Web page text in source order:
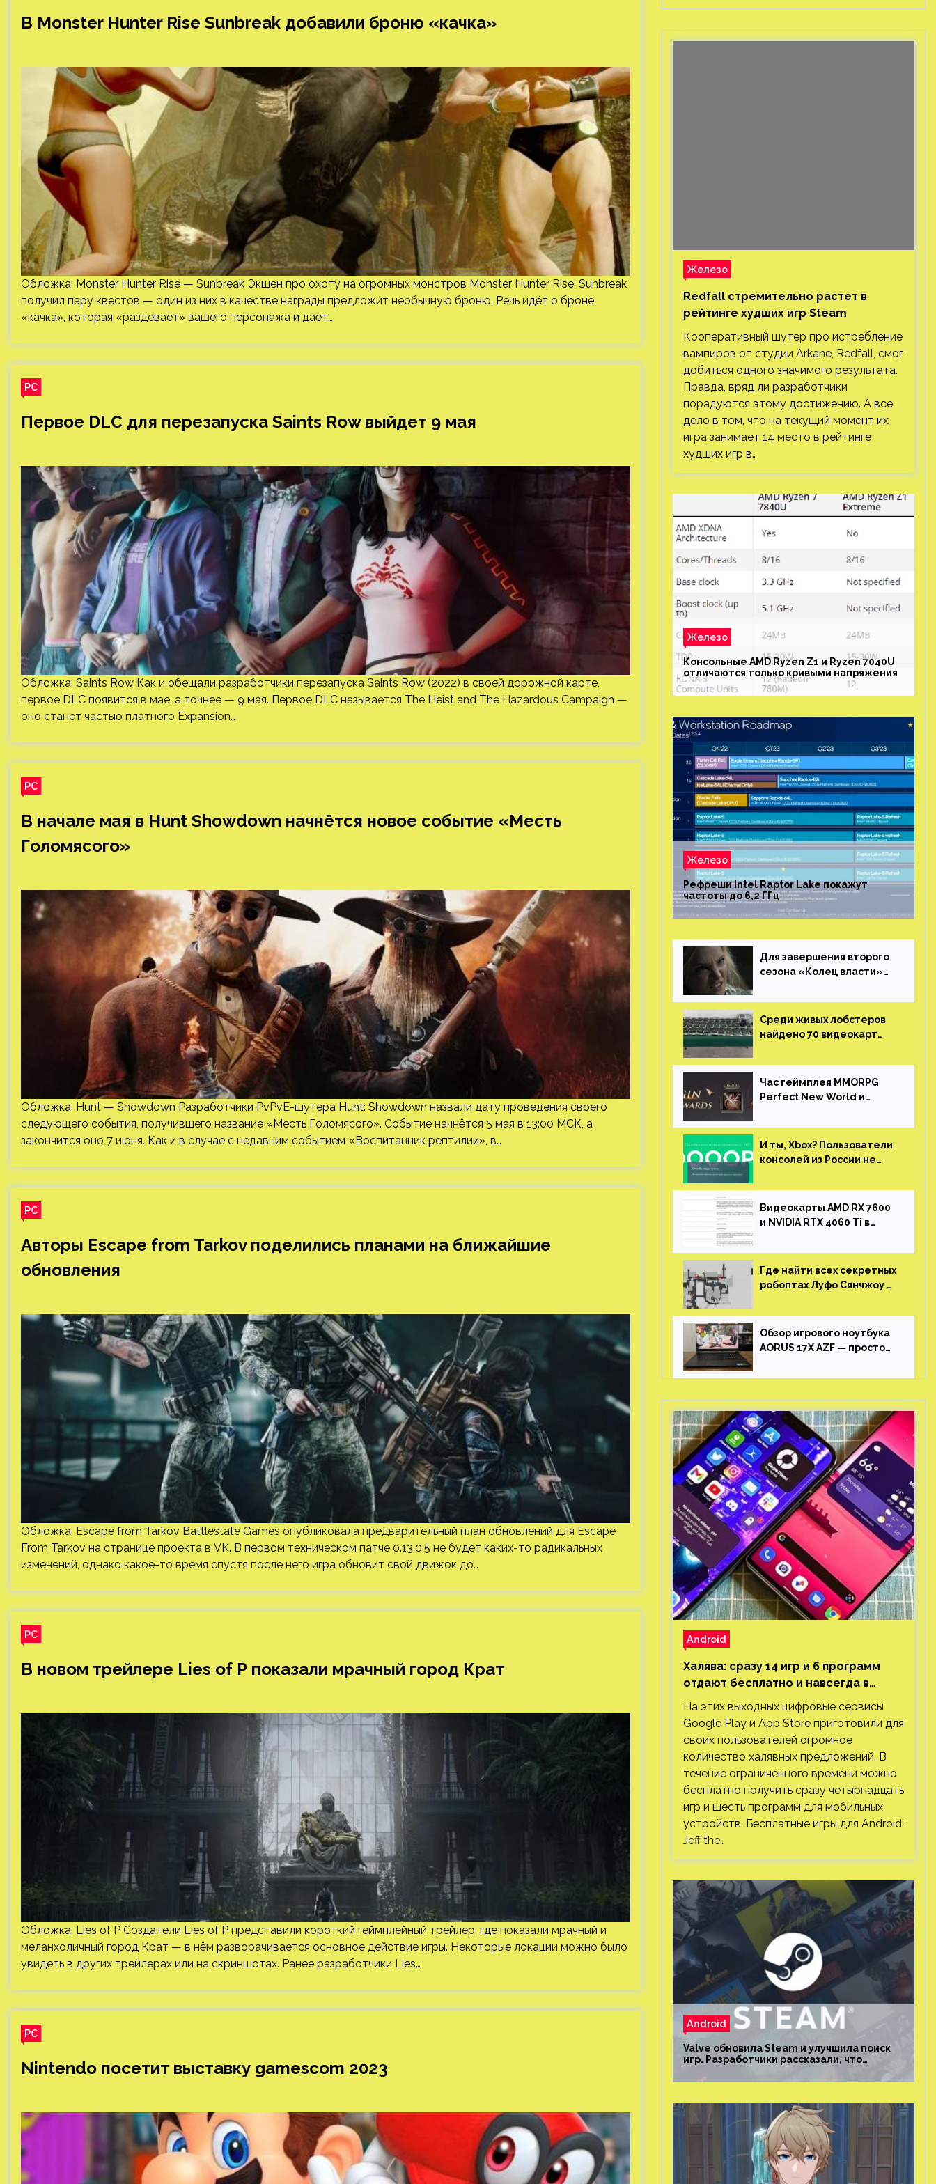
В Monster Hunter Rise Sunbreak добавили броню «качка»
Обложка: Monster Hunter Rise — Sunbreak Экшен про охоту на огромных монстров Monster Hunter Rise: Sunbreak
получил пару квестов — один из них в качестве награды предложит необычную броню. Речь идёт о броне
«качка», которая «раздевает» вашего персонажа и даёт…
PC
Первое DLC для перезапуска Saints Row выйдет 9 мая
Обложка: Saints Row Как и обещали разработчики перезапуска Saints Row (2022) в своей дорожной карте,
первое DLC появится в мае, а точнее — 9 мая. Первое DLC называется The Heist and The Hazardous Campaign —
оно станет частью платного Expansion…
PC
В начале мая в Hunt Showdown начнётся новое событие «Месть
Голомясого»
Обложка: Hunt — Showdown Разработчики PvPvE-шутера Hunt: Showdown назвали дату проведения своего
следующего события, получившего название «Месть Голомясого». Событие начнётся 5 мая в 13:00 МСК, а
закончится оно 7 июня. Как и в случае с недавним событием «Воспитанник рептилии», в…
PC
Авторы Escape from Tarkov поделились планами на ближайшие
обновления
Обложка: Escape from Tarkov Battlestate Games опубликовала предварительный план обновлений для Escape
From Tarkov на странице проекта в VK. В первом техническом патче 0.13.0.5 не будет каких-то радикальных
изменений, однако какое-то время спустя после него игра обновит свой движок до…
PC
В новом трейлере Lies of P показали мрачный город Крат
Обложка: Lies of P Создатели Lies of P представили короткий геймплейный трейлер, где показали мрачный и
меланхоличный город Крат — в нём разворачивается основное действие игры. Некоторые локации можно было
увидеть в других трейлерах или на скриншотах. Ранее разработчики Lies…
PC
Nintendo посетит выставку gamescom 2023
Железо
Redfall стремительно растет в
рейтинге худших игр Steam
Кооперативный шутер про истребление
вампиров от студии Arkane, Redfall, смог
добиться одного значимого результата.
Правда, вряд ли разработчики
порадуются этому достижению. А все
дело в том, что на текущий момент их
игра занимает 14 место в рейтинге
худших игр в…
Железо
Консольные AMD Ryzen Z1 и Ryzen 7040U
отличаются только кривыми напряжения
Железо
Рефреши Intel Raptor Lake покажут
частоты до 6,2 ГГц
Для завершения второго
сезона «Колец власти»
Среди живых лобстеров
найдено 70 видеокарт
китайской таможни
Час геймплея MMORPG
Perfect New World и
И ты, Xbox? Пользователи
консолей из России не
учетные записи
Видеокарты AMD RX 7600
и NVIDIA RTX 4060 Ti в
Где найти всех секретных
робоптах Луфо Сянчжоу в
Обзор игрового ноутбука
AORUS 17X AZF — просто
Android
Халява: сразу 14 игр и 6 программ
отдают бесплатно и навсегда в
Google Play и App Store. Есть проект
с 1 млн загрузок
На этих выходных цифровые сервисы
Google Play и App Store приготовили для
своих пользователей огромное
количество халявных предложений. В
течение ограниченного времени можно
бесплатно получить сразу четырнадцать
игр и шесть программ для мобильных
устройств. Бесплатные игры для Android:
Jeff the…
Android
Valve обновила Steam и улучшила поиск
игр. Разработчики рассказали, что